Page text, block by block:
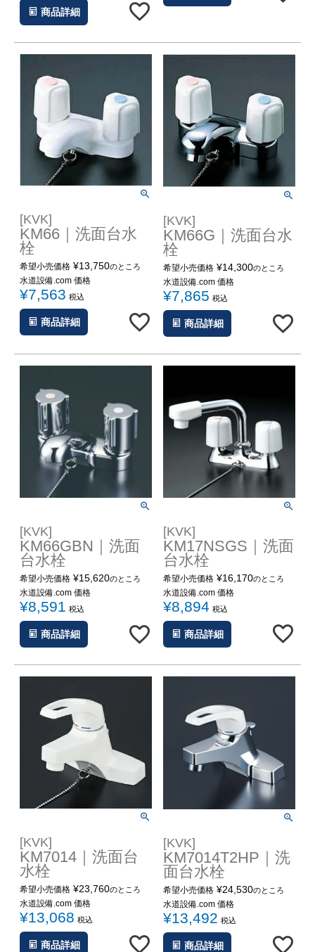
商品詳細
[KVK]
KM66｜洗面台水
栓
希望小売価格 ¥13,750のところ
水道設備.com 価格
¥7,563 税込
商品詳細
[KVK]
KM66G｜洗面台水
栓
希望小売価格 ¥14,300のところ
水道設備.com 価格
¥7,865 税込
商品詳細
[KVK]
KM66GBN｜洗面
台水栓
希望小売価格 ¥15,620のところ
水道設備.com 価格
¥8,591 税込
商品詳細
[KVK]
KM17NSGS｜洗面
台水栓
希望小売価格 ¥16,170のところ
水道設備.com 価格
¥8,894 税込
商品詳細
[KVK]
KM7014｜洗面台
水栓
希望小売価格 ¥23,760のところ
水道設備.com 価格
¥13,068 税込
商品詳細
[KVK]
KM7014T2HP｜洗
面台水栓
希望小売価格 ¥24,530のところ
水道設備.com 価格
¥13,492 税込
商品詳細